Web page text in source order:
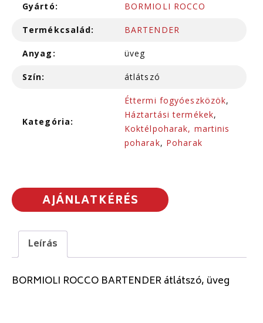
Gyártó: BORMIOLI ROCCO
Termékcsalád: BARTENDER
Anyag: üveg
Szín: átlátszó
Kategória:
Éttermi fogyóeszközök,
Háztartási termékek,
Koktélpoharak, martinis
poharak, Poharak
AJÁNLATKÉRÉS
Leírás
BORMIOLI ROCCO BARTENDER átlátszó, üveg